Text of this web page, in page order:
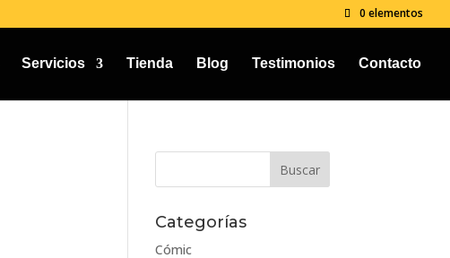
0 elementos
Servicios Tienda Blog Testimonios Contacto
Categorías
Cómic